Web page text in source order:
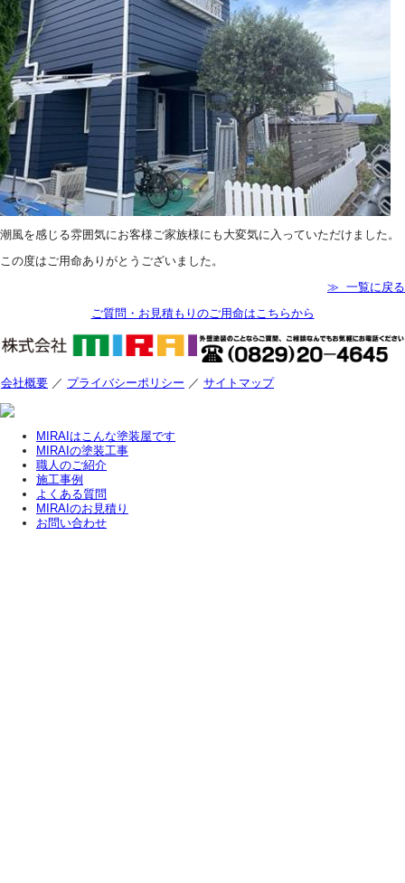
潮風を感じる雰囲気にお客様ご家族様にも大変気に入っていただけました。
この度はご用命ありがとうございました。
≫ 一覧に戻る
ご質問・お見積もりのご用命はこちらから
会社概要 ／ プライバシーポリシー ／ サイトマップ
MIRAIはこんな塗装屋です
MIRAIの塗装工事
職人のご紹介
施工事例
よくある質問
MIRAIのお見積り
お問い合わせ